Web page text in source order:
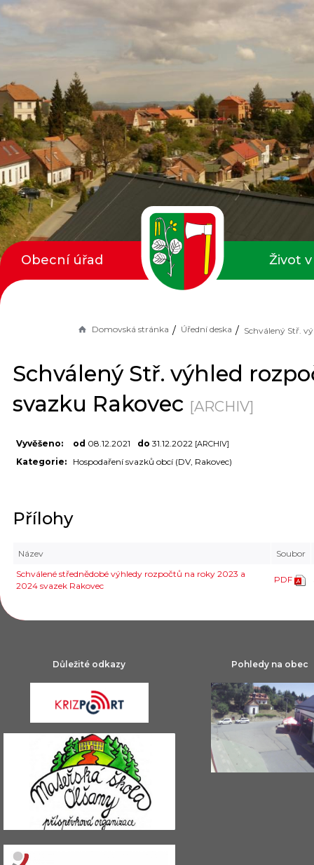
Domovská stránka Úřední deska
Schválený Stř. výhled
svazku Rakovec [ARCHIV]
Vyvěšeno: od 08.12.2021 do 31.12.2022 [ARCHIV]
Kategorie: Hospodaření svazků obcí (DV, Rakovec)
Přílohy
Název
Soubor
Schválené střednědobé výhledy rozpočtů na roky 2023 a
2024 svazek Rakovec
PDF
Obecní úřad Život
Důležité odkazy Pohledy na obec